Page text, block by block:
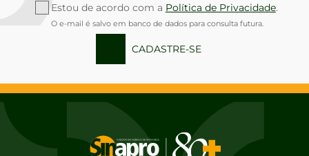
Estou de acordo com a Política de Privacidade.
O e-mail é salvo em banco de dados para consulta futura.
CADASTRE-SE